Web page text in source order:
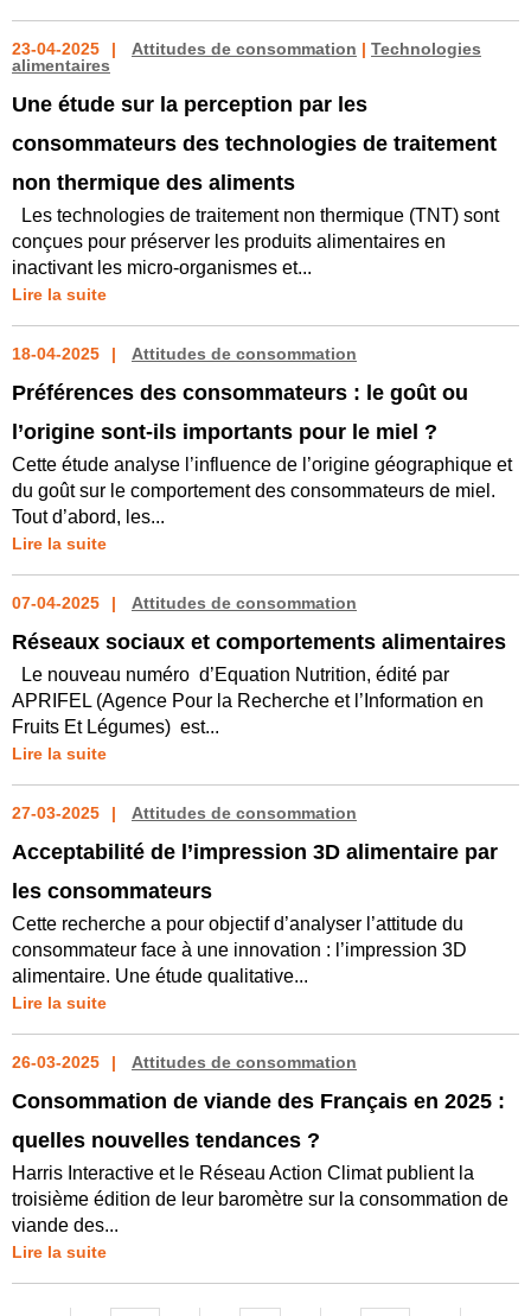
23-04-2025 Attitudes de consommation | Technologies
alimentaires
Une étude sur la perception par les
consommateurs des technologies de traitement
non thermique des aliments
Les technologies de traitement non thermique (TNT) sont
conçues pour préserver les produits alimentaires en
inactivant les micro-organismes et...
Lire la suite
18-04-2025 Attitudes de consommation
Préférences des consommateurs : le goût ou
l’origine sont-ils importants pour le miel ?
Cette étude analyse l’influence de l’origine géographique et
du goût sur le comportement des consommateurs de miel.
Tout d’abord, les...
Lire la suite
07-04-2025 Attitudes de consommation
Réseaux sociaux et comportements alimentaires
Le nouveau numéro d’Equation Nutrition, édité par
APRIFEL (Agence Pour la Recherche et l’Information en
Fruits Et Légumes) est...
Lire la suite
27-03-2025 Attitudes de consommation
Acceptabilité de l’impression 3D alimentaire par
les consommateurs
Cette recherche a pour objectif d’analyser l’attitude du
consommateur face à une innovation : l’impression 3D
alimentaire. Une étude qualitative...
Lire la suite
26-03-2025 Attitudes de consommation
Consommation de viande des Français en 2025 :
quelles nouvelles tendances ?
Harris Interactive et le Réseau Action Climat publient la
troisième édition de leur baromètre sur la consommation de
viande des...
Lire la suite